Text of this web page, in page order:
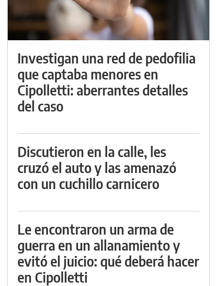
Investigan una red de pedofilia
que captaba menores en
Cipolletti: aberrantes detalles
del caso
Discutieron en la calle, les
cruzó el auto y las amenazó
con un cuchillo carnicero
Le encontraron un arma de
guerra en un allanamiento y
evitó el juicio: qué deberá hacer
en Cipolletti